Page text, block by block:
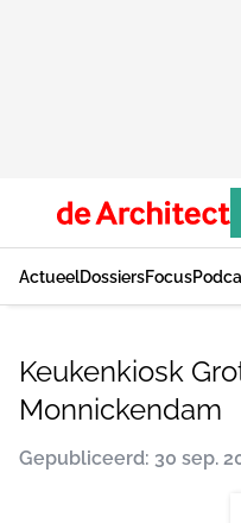
ActueelDossiersFocus
Keukenkiosk
Monnickendam
Gepubliceerd: 30 sep.